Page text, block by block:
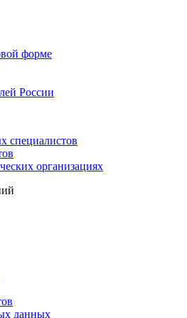
форме
России
специалистов
организациях
данных